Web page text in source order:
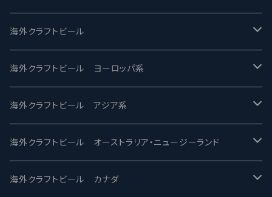
UCHU BREWING -うちゅうブルーイング
バテレ -VERTERE
2nd Story Ale Works -セカンドストーリー
ビアへるん - Beer Hearn
忽布古丹醸造 - HOP KOTAN
海外クラフトビール
Modern Times モダンタイムズ
Maui マウイ
Toppling Goliath トップリンゴライアス
Fair State フェアステイト
海外クラフトビール ヨーロッパ系
UnBarred -アンバード
SAIREN /サイレン
ワイルドチャイルド - Wilde Child
海外クラフトビール アジア系
gweilo-鬼佬 グウァイロ
Heart Of Darkness - ハートオブダークネス
海外クラフトビール オーストラリア・ニュージーランド
ROCKY RIDGE - ロッキーリッジ
海外クラフトビール カナダ